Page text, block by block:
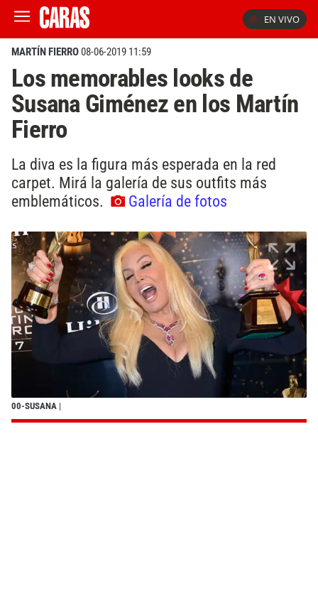
EN VIVO
MARTÍN FIERRO08-06-2019 11:59
Los memorables looks de
Susana Giménez en los Martín
Fierro
La diva es la figura más esperada en la red
carpet. Mirá la galería de sus outfits más
emblemáticos.
Galería de fotos
00-SUSANA |